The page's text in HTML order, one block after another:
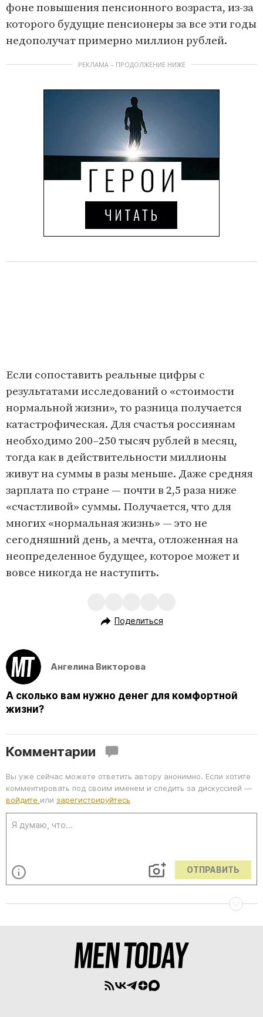
фоне повышения пенсионного возраста, из-за
которого будущие пенсионеры за все эти годы
недополучат примерно миллион рублей.
РЕКЛАМА – ПРОДОЛЖЕНИЕ НИЖЕ
Если сопоставить реальные цифры с
результатами исследований о «стоимости
нормальной жизни», то разница получается
катастрофическая. Для счастья россиянам
необходимо 200–250 тысяч рублей в месяц,
тогда как в действительности миллионы
живут на суммы в разы меньше. Даже средняя
зарплата по стране — почти в 2,5 раза ниже
«счастливой» суммы. Получается, что для
многих «нормальная жизнь» — это не
сегодняшний день, а мечта, отложенная на
неопределенное будущее, которое может и
вовсе никогда не наступить.
Поделиться
Ангелина Викторова
А сколько вам нужно денег для комфортной
жизни?
Комментарии
Вы уже сейчас можете ответить автору анонимно. Если хотите
комментировать под своим именем и следить за дискуссией —
войдите или зарегистрируйтесь
ОТПРАВИТЬ